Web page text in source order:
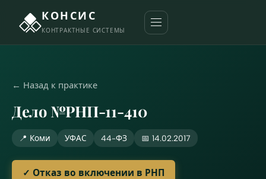
КОНСИС
КОНТРАКТНЫЕ СИСТЕМЫ
← Назад к практике
Дело №РНП-11-410
📍 Коми УФАС 44-ФЗ 📅 14.02.2017
✓ Отказ во включении в РНП